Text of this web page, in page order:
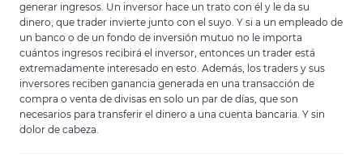
generar ingresos. Un inversor hace un trato con él y le da su
dinero, que trader invierte junto con el suyo. Y si a un empleado de
un banco o de un fondo de inversión mutuo no le importa
cuántos ingresos recibirá el inversor, entonces un trader está
extremadamente interesado en esto. Además, los traders y sus
inversores reciben ganancia generada en una transacción de
compra o venta de divisas en solo un par de días, que son
necesarios para transferir el dinero a una cuenta bancaria. Y sin
dolor de cabeza.